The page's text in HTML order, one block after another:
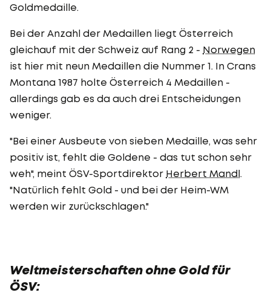
Goldmedaille.
Bei der Anzahl der Medaillen liegt Österreich
gleichauf mit der Schweiz auf Rang 2 - Norwegen
ist hier mit neun Medaillen die Nummer 1. In Crans
Montana 1987 holte Österreich 4 Medaillen -
allerdings gab es da auch drei Entscheidungen
weniger.
"Bei einer Ausbeute von sieben Medaille, was sehr
positiv ist, fehlt die Goldene - das tut schon sehr
weh", meint ÖSV-Sportdirektor Herbert Mandl.
"Natürlich fehlt Gold - und bei der Heim-WM
werden wir zurückschlagen."
Weltmeisterschaften ohne Gold für
ÖSV: